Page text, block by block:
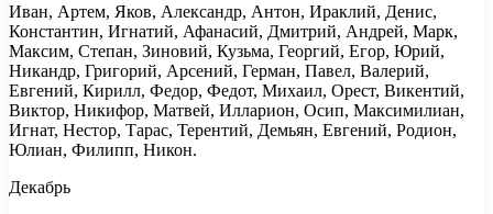
Иван, Артем, Яков, Александр, Антон, Ираклий, Денис,
Константин, Игнатий, Афанасий, Дмитрий, Андрей, Марк,
Максим, Степан, Зиновий, Кузьма, Георгий, Егор, Юрий,
Никандр, Григорий, Арсений, Герман, Павел, Валерий,
Евгений, Кирилл, Федор, Федот, Михаил, Орест, Викентий,
Виктор, Никифор, Матвей, Илларион, Осип, Максимилиан,
Игнат, Нестор, Тарас, Терентий, Демьян, Евгений, Родион,
Юлиан, Филипп, Никон.
Декабрь